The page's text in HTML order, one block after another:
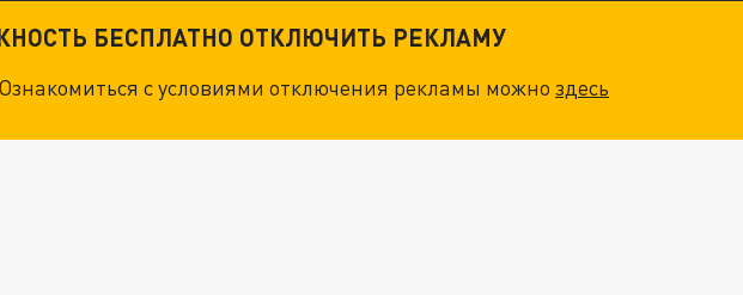
БЕСПЛАТНО ОТКЛЮЧИТЬ РЕКЛАМУ
Ознакомиться с условиями отключения рекламы можноздесь